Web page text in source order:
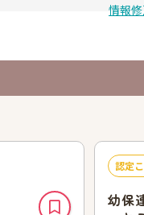
情報
認定
幼保